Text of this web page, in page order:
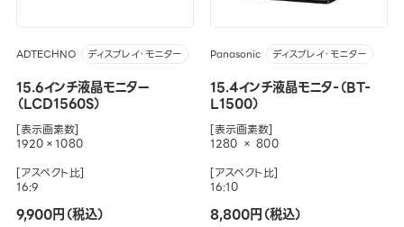
ADTECHNO ディスプレイ・モニター
15.6インチ液晶モニター
（LCD1560S）
[表示画素数]
1920×1080
[アスペクト比]
16:9
9,900円（税込）
Panasonic ディスプレイ・モニター
15.4インチ液晶モニタ-（BT-
L1500）
[表示画素数]
1280 × 800
[アスペクト比]
16:10
8,800円（税込）